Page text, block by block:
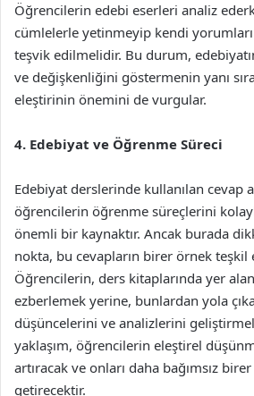
Öğrencilerin edebi eserleri analiz
cümlelerle yetinmeyip kendi
teşvik edilmelidir. Bu durum,
ve değişkenliğini göstermenin yanı
eleştirinin önemini de vurgular.
4. Edebiyat ve Öğrenme Süreci
Edebiyat derslerinde kullanılan cevap
öğrencilerin öğrenme süreçlerini
önemli bir kaynaktır. Ancak burada
nokta, bu cevapların birer örnek
Öğrencilerin, ders kitaplarında yer
ezberlemek yerine, bunlardan yola
düşüncelerini ve analizlerini
yaklaşım, öğrencilerin eleştirel
artıracak ve onları daha bağımsız
getirecektir.